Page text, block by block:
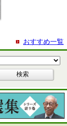
おすすめ一覧